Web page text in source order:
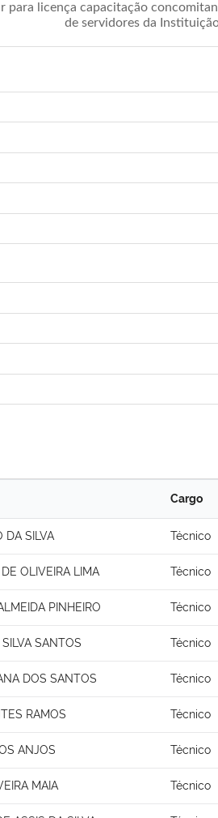
licença capacitação
de servidores da
Cargo
DA SILVA Técnico
OLIVEIRA LIMA Técnico
PINHEIRO Técnico
SANTOS Técnico
DOS SANTOS Técnico
RAMOS Técnico
ANJOS Técnico
MAIA Técnico